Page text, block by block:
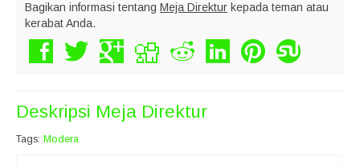
Bagikan informasi tentang Meja Direktur kepada teman atau
kerabat Anda.
Deskripsi Meja Direktur
Tags: Modera